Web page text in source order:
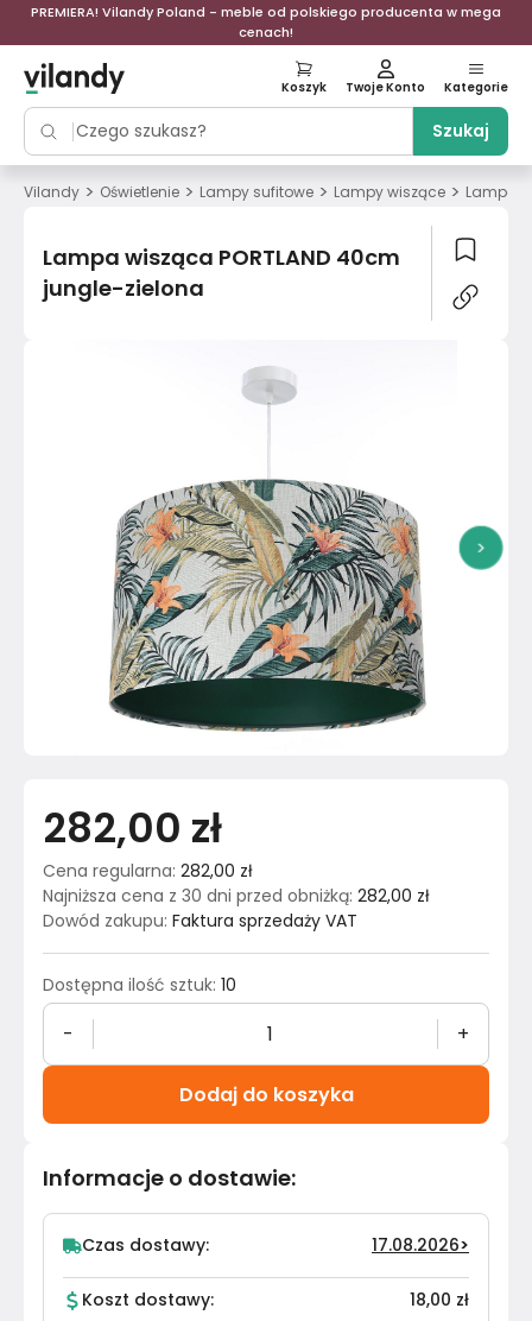
PREMIERA! Vilandy Poland - meble od polskiego producenta w mega
cenach!
Szukaj
Koszyk Twoje Konto Kategorie
Vilandy > Oświetlenie > Lampy sufitowe > Lampy wiszące > Lampa
Lampa wisząca PORTLAND 40cm
jungle-zielona
>
282,00 zł
Cena regularna: 282,00 zł
Najniższa cena z 30 dni przed obniżką: 282,00 zł
Dowód zakupu: Faktura sprzedaży VAT
Dostępna ilość sztuk: 10
- +
Dodaj do koszyka
Informacje o dostawie:
Czas dostawy: 17.08.2026>
Koszt dostawy: 18,00 zł